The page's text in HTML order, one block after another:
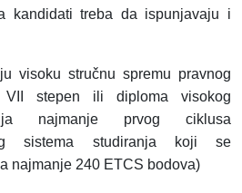
kandidati treba da ispunjavaju i
visoku stručnu spremu pravnog
stepen ili diploma visokog
najmanje prvog ciklusa
sistema studiranja koji se
najmanje 240 ETCS bodova)